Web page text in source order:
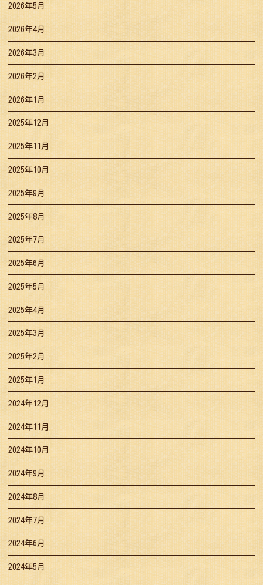
2026年5月
2026年4月
2026年3月
2026年2月
2026年1月
2025年12月
2025年11月
2025年10月
2025年9月
2025年8月
2025年7月
2025年6月
2025年5月
2025年4月
2025年3月
2025年2月
2025年1月
2024年12月
2024年11月
2024年10月
2024年9月
2024年8月
2024年7月
2024年6月
2024年5月